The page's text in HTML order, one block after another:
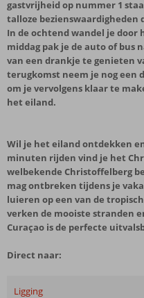
gastvrijheid op nummer 1
talloze bezienswaardigheden
In de ochtend wandel je
middag pak je de auto of bus
van een drankje te genieten
terugkomst neem je nog een
om je vervolgens klaar te
het eiland.
Wil je het eiland ontdekken
minuten rijden vind je het
welbekende Christoffelberg
mag ontbreken tijdens je
luieren op een van de
verken de mooiste stranden
Curaçao is de perfecte
Direct naar:
Ligging